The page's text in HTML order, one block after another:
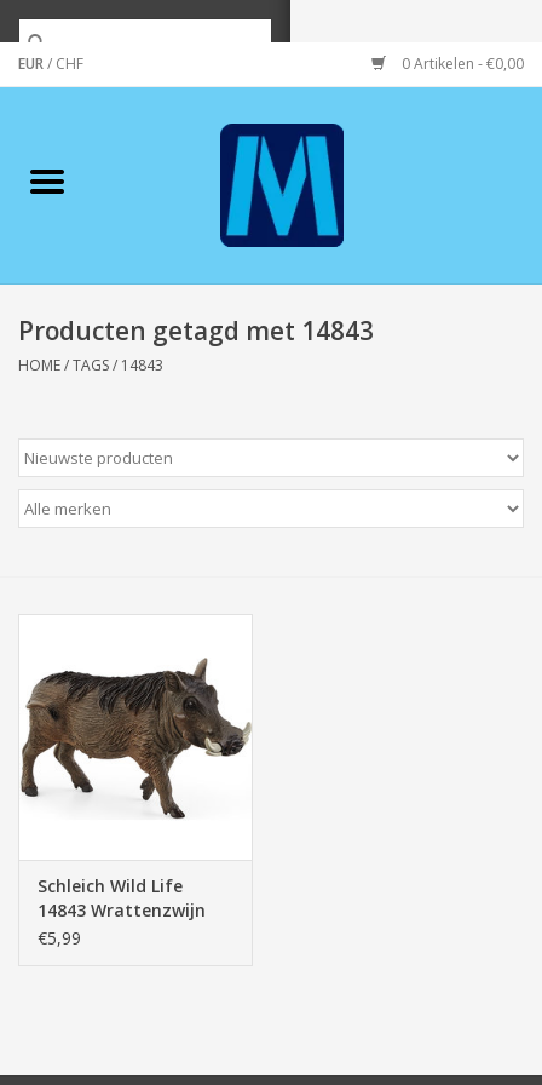
EUR/ CHF 0 Artikelen - €0,00
Merken
Wonen/koken/huishouden
Wenskaarten
Zeeuws/Streek
Elektra
Baby & Peuter
Speelgoed & hobby
Cadeau & feest
Producten getagd met 14843
HOME/TAGS/ 14843
Schleich Wild Life
14843 Wrattenzwijn
€5,99